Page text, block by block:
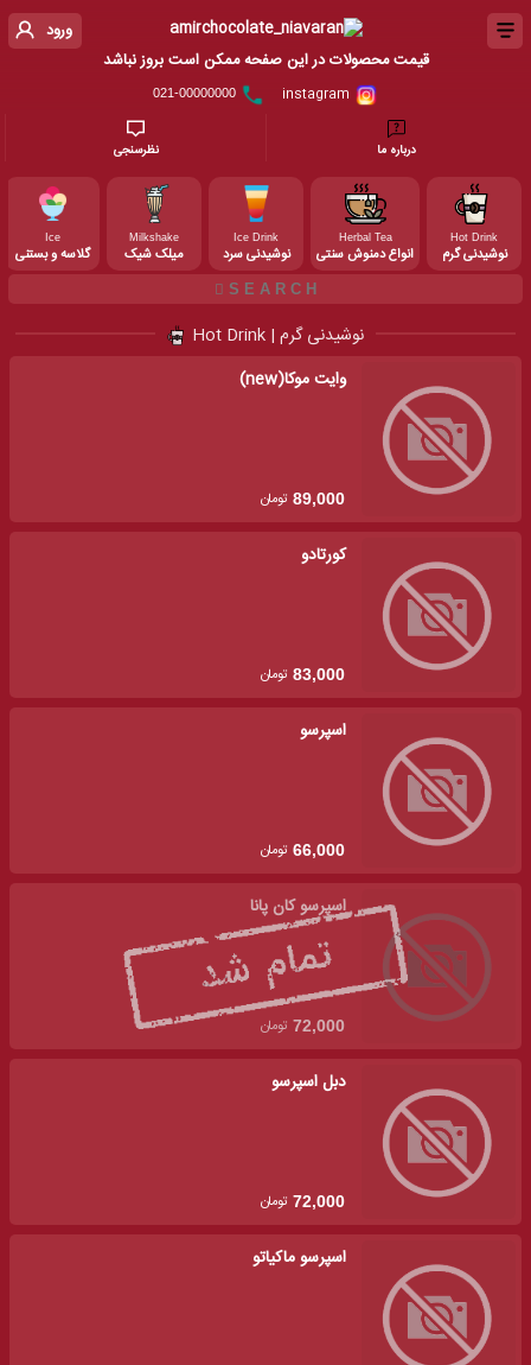
ورود
قیمت محصولات در این صفحه ممکن است بروز نباشد
021-00000000
درباره ما نظرسنجی
Hot Drink
نوشیدنی گرم
Herbal Tea
انواع دمنوش سنتی
Ice Drink
نوشیدنی سرد
Milkshake
میلک شیک
Ice
گلاسه و بستنی
نوشیدنی گرم | Hot Drink
وایت موکا(new)
89,000 تومان
کورتادو
83,000 تومان
اسپرسو
66,000 تومان
اسپرسو کان پانا
72,000 تومان
دبل اسپرسو
72,000 تومان
اسپرسو ماکیاتو